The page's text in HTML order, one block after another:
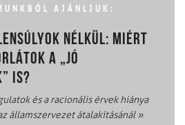
AJÁNLJUK:
NÉLKÜL: MIÉRT
A „JÓ
IS?
és a racionális érvek hiánya
államszervezet átalakításánál»